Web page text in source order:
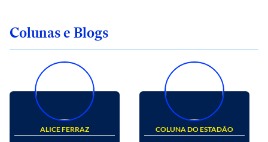
Colunas e Blogs
ALICE FERRAZ COLUNA DO ESTADÃO